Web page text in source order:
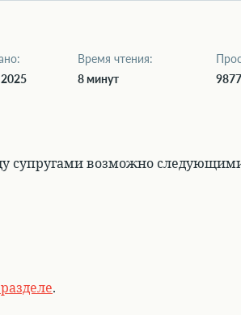
Время чтения:
8 минут
9877
супругами возможно
.